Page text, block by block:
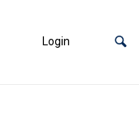
Login